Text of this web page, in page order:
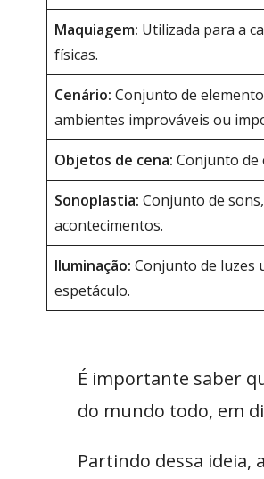
Maquiagem: Utilizada para a
físicas.
Cenário: Conjunto de
ambientes improváveis ou
Objetos de cena: Conjunto de
Sonoplastia: Conjunto de
acontecimentos.
Iluminação: Conjunto de luzes
espetáculo.
É importante saber
do mundo todo, em
Partindo dessa